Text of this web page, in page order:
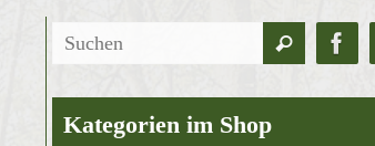
Suchen
nach:
Suchen
Kategorien im Shop